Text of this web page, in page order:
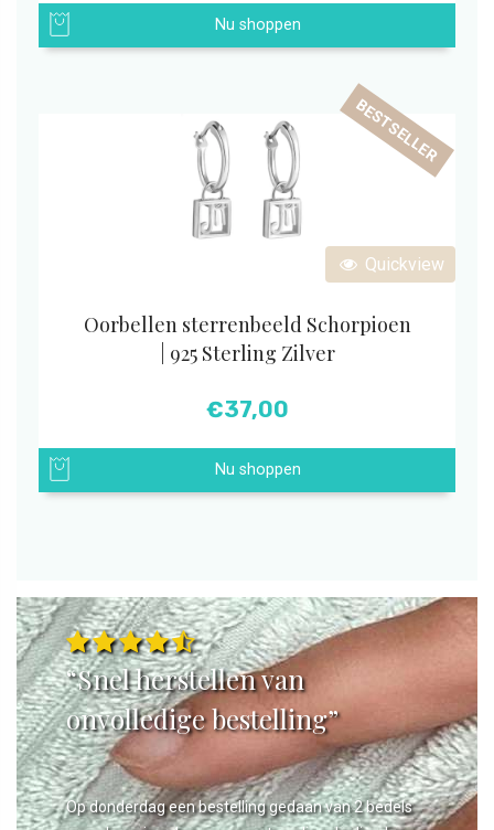
Nu shoppen
Quickview
BESTSELLER
Oorbellen sterrenbeeld Schorpioen
| 925 Sterling Zilver
€37,00
Nu shoppen
“Snel herstellen van
onvolledige bestelling”
Op donderdag een bestelling gedaan van 2 bedels